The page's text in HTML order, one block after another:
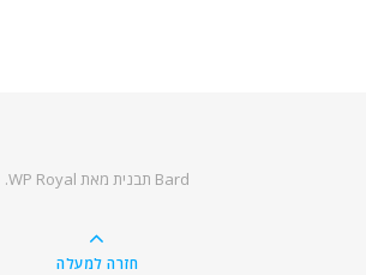
Bard תבנית מאת WP Royal
.
חזרה למעלה